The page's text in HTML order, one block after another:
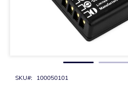
SKU 100050101